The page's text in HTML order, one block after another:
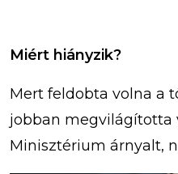
Miért hiányzik?
Mert feldobta volna a
jobban megvilágította
Minisztérium árnyalt,